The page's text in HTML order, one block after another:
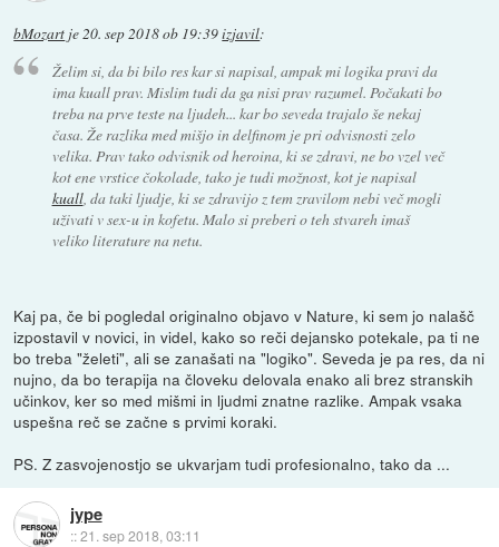
bMozart je20. sep 2018 ob 19:39izjavil:
Želim si, da bi bilo res kar si napisal, ampak mi logika pravi da
ima kuall prav. Mislim tudi da ga nisi prav razumel. Počakati bo
treba na prve teste na ljudeh... kar bo seveda trajalo še nekaj
časa. Že razlika med mišjo in delfinom je pri odvisnosti zelo
velika. Prav tako odvisnik od heroina, ki se zdravi, ne bo vzel več
kot ene vrstice čokolade, tako je tudi možnost, kot je napisal
kuall, da taki ljudje, ki se zdravijo z tem zravilom nebi več mogli
uživati v sex-u in kofetu. Malo si preberi o teh stvareh imaš
veliko literature na netu.
Kaj pa, če bi pogledal originalno objavo v Nature, ki sem jo nalašč
izpostavil v novici, in videl, kako so reči dejansko potekale, pa ti ne
bo treba "želeti", ali se zanašati na "logiko". Seveda je pa res, da ni
nujno, da bo terapija na človeku delovala enako ali brez stranskih
učinkov, ker so med mišmi in ljudmi znatne razlike. Ampak vsaka
uspešna reč se začne s prvimi koraki.
PS. Z zasvojenostjo se ukvarjam tudi profesionalno, tako da ...
jype
::21. sep 2018, 03:11